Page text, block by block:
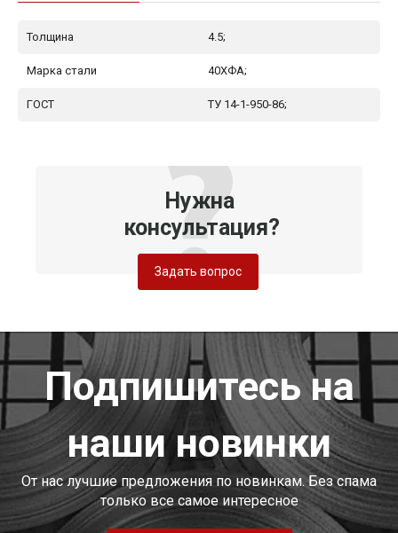
Толщина 4.5;
Марка стали 40ХФА;
ГОСТ ТУ 14-1-950-86;
Нужна
консультация?
Задать вопрос
Подпишитесь на
наши новинки
От нас лучшие предложения по новинкам. Без спама
только все самое интересное